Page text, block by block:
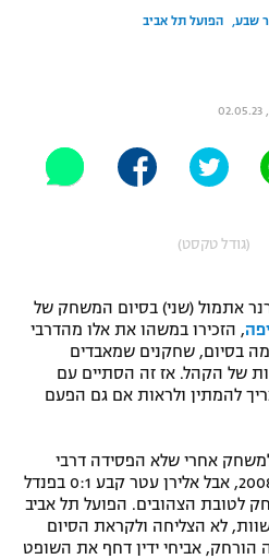
שבע הפועל תל אביב
(גודל טקסט)
אתמול (שני) בסיום המשחק של
, הזכירו במשהו את אלו מהדרבי
באפריל 2012. מהומה בסיום, שחקנים שמאבדים
של הקהל. אז זה הסתיים עם
להמתין ולראות אם גם הפעם
אחרי שלא הפסידה דרבי
במשך ארבע שנים, מאז מרץ 2008, אבל אלירן עטר קבע 0:1 בפנדל
המשחק לטובת הצהובים. הפועל תל אביב
לא הצליחה ולקראת הסיום
הורחק, אביחי ידין דחף את השופט